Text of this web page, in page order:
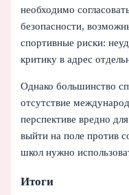
необходимо
безопасности,
спортивные риски:
критику в адрес
Однако большинство
отсутствие
перспективе вредно
выйти на поле против
школ нужно
Итоги